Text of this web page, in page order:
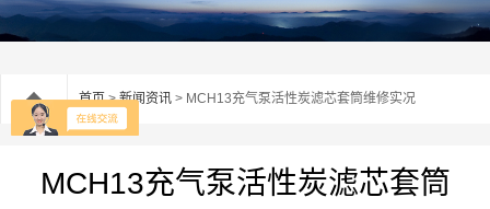
首页>新闻资讯 > MCH13充气泵活性炭滤芯套筒维修实况
MCH13充气泵活性炭滤芯套筒